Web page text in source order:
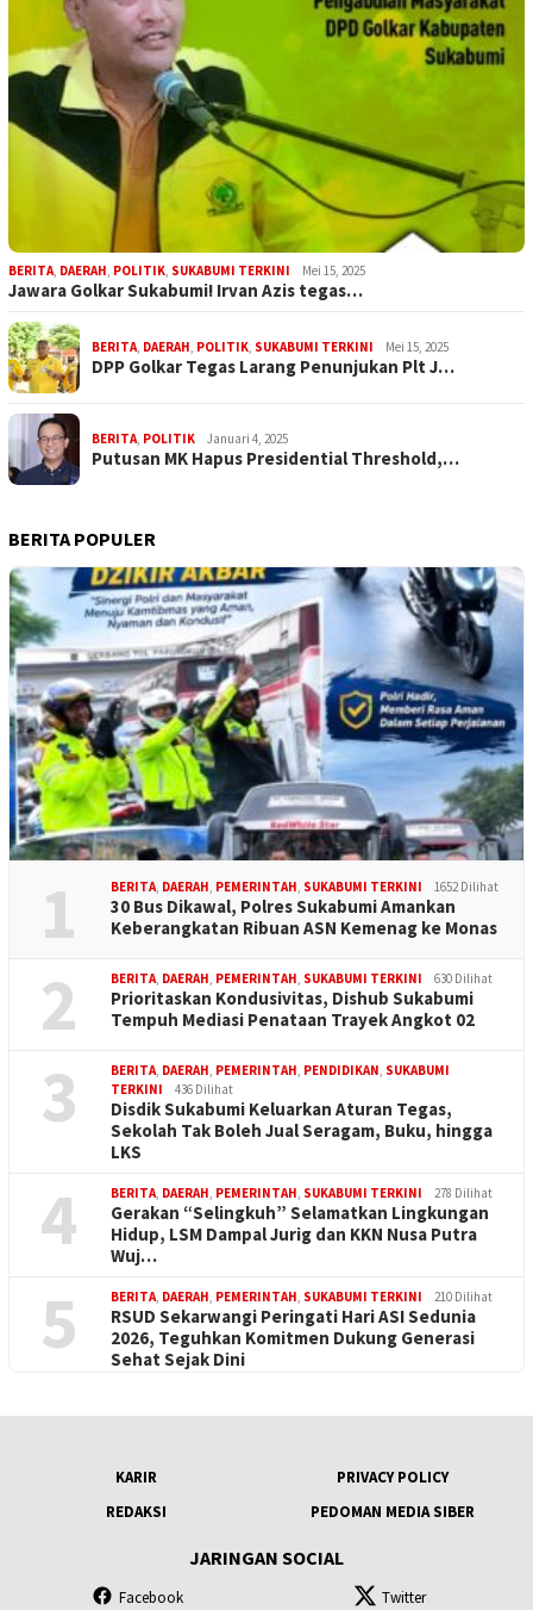
BERITA, DAERAH, POLITIK, SUKABUMI TERKINI Mei 15, 2025
Jawara Golkar Sukabumi! Irvan Azis tegas…
BERITA, DAERAH, POLITIK, SUKABUMI TERKINI Mei 15, 2025
DPP Golkar Tegas Larang Penunjukan Plt J…
BERITA, POLITIK Januari 4, 2025
Putusan MK Hapus Presidential Threshold,…
BERITA POPULER
1 BERITA, DAERAH, PEMERINTAH, SUKABUMI TERKINI 1652 Dilihat
30 Bus Dikawal, Polres Sukabumi Amankan
Keberangkatan Ribuan ASN Kemenag ke Monas
2 BERITA, DAERAH, PEMERINTAH, SUKABUMI TERKINI 630 Dilihat
Prioritaskan Kondusivitas, Dishub Sukabumi
Tempuh Mediasi Penataan Trayek Angkot 02
3 BERITA, DAERAH, PEMERINTAH, PENDIDIKAN, SUKABUMI
TERKINI
436 Dilihat
Disdik Sukabumi Keluarkan Aturan Tegas,
Sekolah Tak Boleh Jual Seragam, Buku, hingga
LKS
4 BERITA, DAERAH, PEMERINTAH, SUKABUMI TERKINI 278 Dilihat
Gerakan “Selingkuh” Selamatkan Lingkungan
Hidup, LSM Dampal Jurig dan KKN Nusa Putra
Wuj…
5 BERITA, DAERAH, PEMERINTAH, SUKABUMI TERKINI 210 Dilihat
RSUD Sekarwangi Peringati Hari ASI Sedunia
2026, Teguhkan Komitmen Dukung Generasi
Sehat Sejak Dini
KARIR
PRIVACY POLICY
REDAKSI
PEDOMAN MEDIA SIBER
JARINGAN SOCIAL
Facebook Twitter